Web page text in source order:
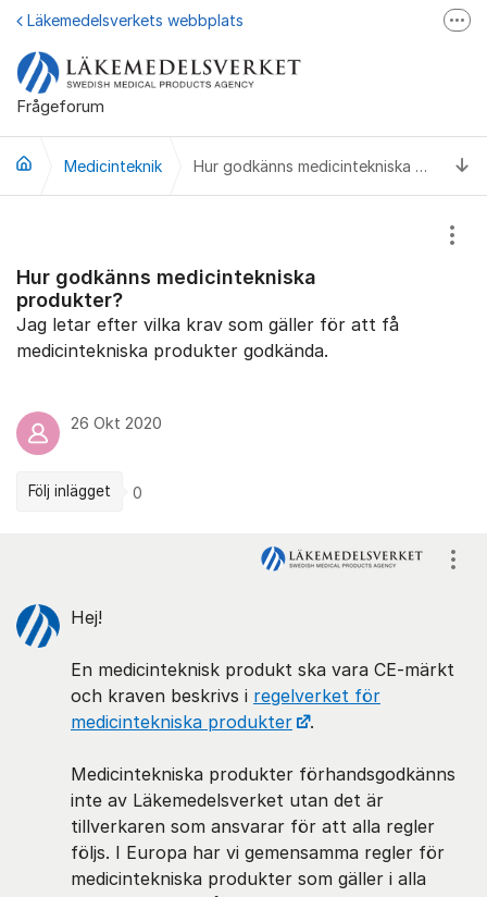
Hoppa till innehåll
Frågeforum
Läkemedelsverkets webbplats
Läkemedelsupplysningen
Läkemedelsverket på Facebook
Medicinteknik Hur godkänns medicintekniska produkter?
Hur godkänns medicintekniska
produkter?
Jag letar efter vilka krav som gäller för att få
medicintekniska produkter godkända.
26 Okt 2020
Följ inlägget 0
Hej!
En medicinteknisk produkt ska vara CE-märkt
och kraven beskrivs i regelverket för
medicintekniska produkter
.
Medicintekniska produkter förhandsgodkänns
inte av Läkemedelsverket utan det är
tillverkaren som ansvarar för att alla regler
följs. I Europa har vi gemensamma regler för
medicintekniska produkter som gäller i alla